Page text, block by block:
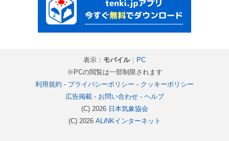
表示： モバイル｜ PC
※PCの閲覧は一部制限されます
利用規約 - プライバシーポリシー - クッキーポリシー
広告掲載- お問い合わせ- ヘルプ
(C) 2026 日本気象協会
(C) 2026 ALiNKインターネット